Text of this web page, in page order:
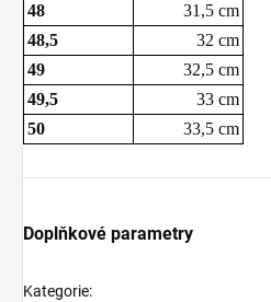
48
31,5 cm
48,5
32 cm
49
32,5 cm
49,5
33 cm
50
33,5 cm
Doplňkové parametry
Kategorie: